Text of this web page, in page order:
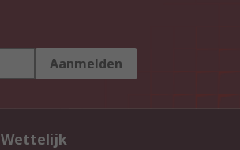
Aanmelden
Wettelijk